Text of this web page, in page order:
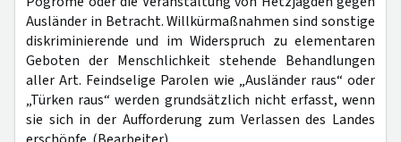
Ausländer in Betracht. Willkürmaßnahmen sind sonstige
diskriminierende und im Widerspruch zu elementaren
Geboten der Menschlichkeit stehende Behandlungen
aller Art. Feindselige Parolen wie „Ausländer raus“ oder
„Türken raus“ werden grundsätzlich nicht erfasst, wenn
sie sich in der Aufforderung zum Verlassen des Landes